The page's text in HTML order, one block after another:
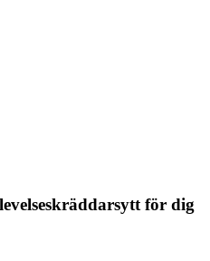
skräddarsytt för dig